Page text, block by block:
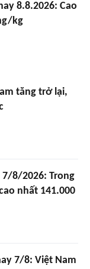
8.8.2026: Cao
kg
tăng trở lại,
8/2026: Trong
nhất 141.000
7/8: Việt Nam